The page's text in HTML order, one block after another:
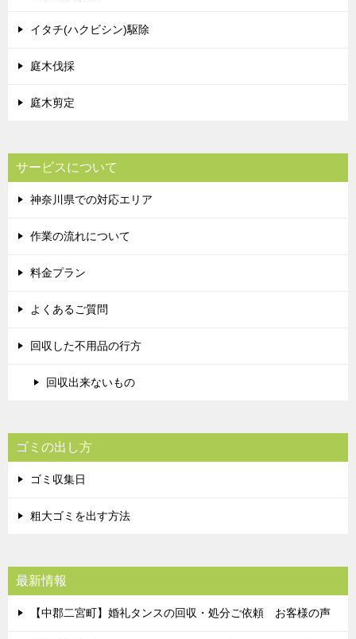
イタチ(ハクビシン)駆除
庭木伐採
庭木剪定
サービスについて
神奈川県での対応エリア
作業の流れについて
料金プラン
よくあるご質問
回収した不用品の行方
回収出来ないもの
ゴミの出し方
ゴミ収集日
粗大ゴミを出す方法
最新情報
【中郡二宮町】婚礼タンスの回収・処分ご依頼 お客様の声